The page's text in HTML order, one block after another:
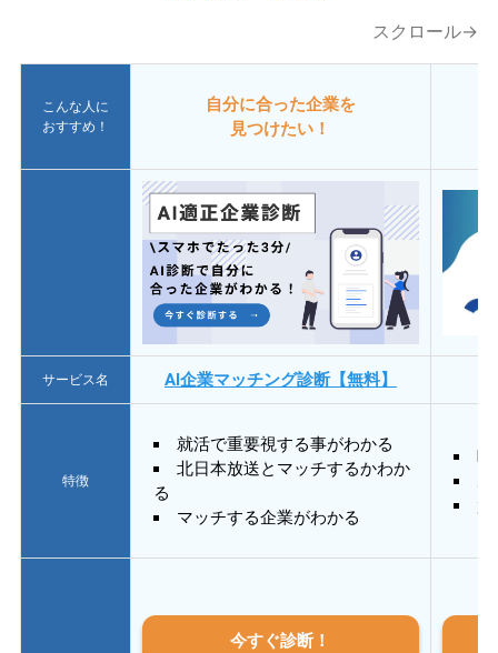
スクロール→
こんな人に
おすすめ！
自分に合った企業を
見つけたい！
サービス名 AI企業マッチング診断【無料】
特徴
就活で重要視する事がわかる
北日本放送とマッチするかわか
る
マッチする企業がわかる
質
今すぐ診断！